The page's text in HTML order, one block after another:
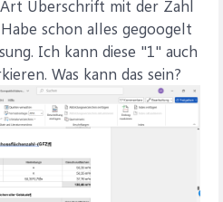
Überschrift mit der Zahl
schon alles gegoogelt
Ich kann diese "1" auch
Was kann das sein?